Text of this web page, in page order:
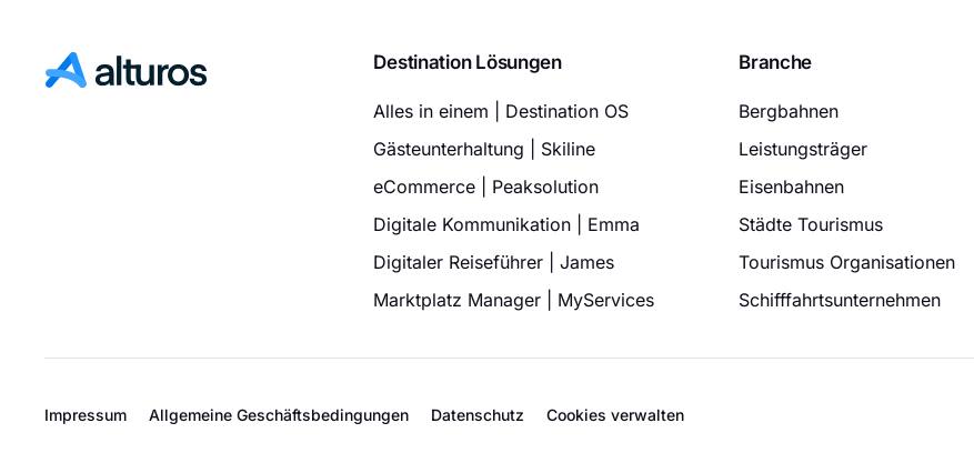
Destination Lösungen
Alles in einem | Destination OS
Gästeunterhaltung | Skiline
eCommerce | Peaksolution
Digitale Kommunikation | Emma
Digitaler Reiseführer | James
Marktplatz Manager | MyServices
Branche
Bergbahnen
Leistungsträger
Eisenbahnen
Städte Tourismus
Tourismus Organisationen
Schifffahrtsunternehmen
Impressum Allgemeine Geschäftsbedingungen Datenschutz Cookies verwalten